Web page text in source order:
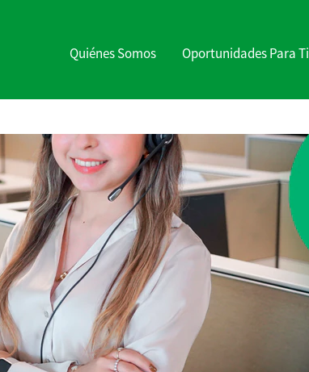
Quiénes Somos Oportunidades Para Ti